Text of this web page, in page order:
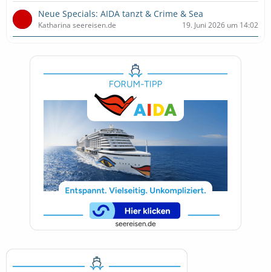
Neue Specials: AIDA tanzt & Crime & Sea
Katharina seereisen.de 19. Juni 2026 um 14:02